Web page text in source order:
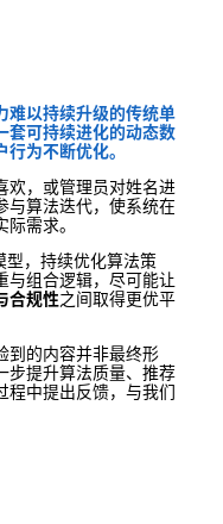
难以持续升级的传统单
套可持续进化的动态数
为不断优化。
欢，或管理员对姓名进
与算法迭代，使系统在
需求。
，持续优化算法策
与组合逻辑，尽可能让
合规性之间取得更优平
到的内容并非最终形
步提升算法质量、推荐
程中提出反馈，与我们